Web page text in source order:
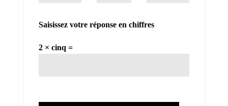
Saisissez votre réponse en chiffres
2 × cinq =